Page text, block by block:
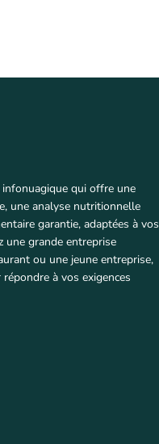
qui offre une
une analyse nutritionnelle
garantie, adaptées à vos
une grande entreprise
ou une jeune entreprise,
à vos exigences